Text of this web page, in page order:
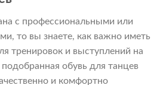
с профессиональными или
то вы знаете, как важно иметь
тренировок и выступлений на
обувь для танцев
и комфортно